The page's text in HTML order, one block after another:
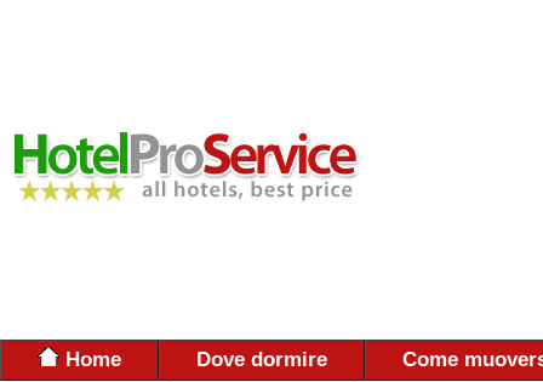
Home Dove dormire Come